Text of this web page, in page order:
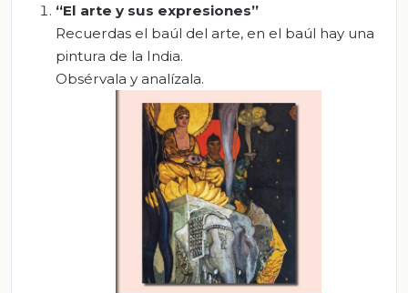
“El arte y sus expresiones”
Recuerdas el baúl del arte, en el baúl hay una
pintura de la India.
Obsérvala y analízala.